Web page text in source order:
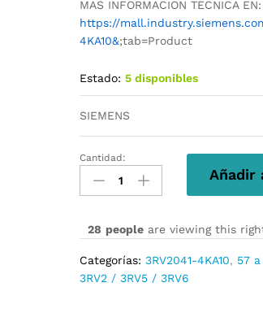
MAS INFORMACION TECNICA EN:
https://
4KA10&;tab=Product
Estado: 5 disponibles
SIEMENS
3RV2041-
4KA10
cantidad
Cantidad:
Añadir
28 people are viewing this
Categorías:3RV2041-4KA10, 57
3RV2 / 3RV5 / 3RV6